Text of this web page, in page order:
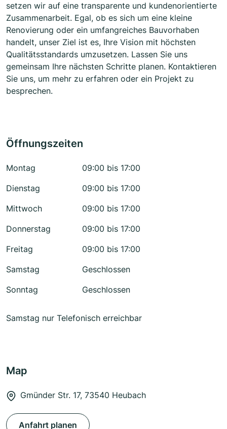
setzen wir auf eine transparente und kundenorientierte
Zusammenarbeit. Egal, ob es sich um eine kleine
Renovierung oder ein umfangreiches Bauvorhaben
handelt, unser Ziel ist es, Ihre Vision mit höchsten
Qualitätsstandards umzusetzen. Lassen Sie uns
gemeinsam Ihre nächsten Schritte planen. Kontaktieren
Sie uns, um mehr zu erfahren oder ein Projekt zu
besprechen.
Öffnungszeiten
Montag
09:00 bis 17:00
Dienstag
09:00 bis 17:00
Mittwoch
09:00 bis 17:00
Donnerstag
09:00 bis 17:00
Freitag
09:00 bis 17:00
Samstag
Geschlossen
Sonntag
Geschlossen
Samstag nur Telefonisch erreichbar
Map
Gmünder Str. 17, 73540 Heubach
Anfahrt planen